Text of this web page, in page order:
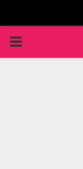
PRIMARY